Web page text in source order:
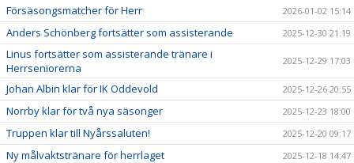
Försäsongsmatcher för Herr 2026-01-02 15:14
Anders Schönberg fortsätter som assisterande 2025-12-30 21:19
Linus fortsätter som assisterande tränare i
Herrseniorerna
2025-12-29 17:03
Johan Albin klar för IK Oddevold 2025-12-26 20:55
Norrby klar för två nya säsonger 2025-12-23 18:00
Truppen klar till Nyårssaluten! 2025-12-20 09:17
Ny målvaktstränare för herrlaget 2025-12-18 14:47